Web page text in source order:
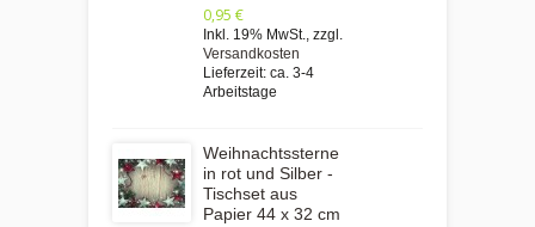
0,95 €
Inkl. 19% MwSt. zzgl.
Versandkosten
Lieferzeit: ca. 3-4
Arbeitstage
Weihnachtssterne
in rot und Silber -
Tischset aus
Papier 44 x 32 cm